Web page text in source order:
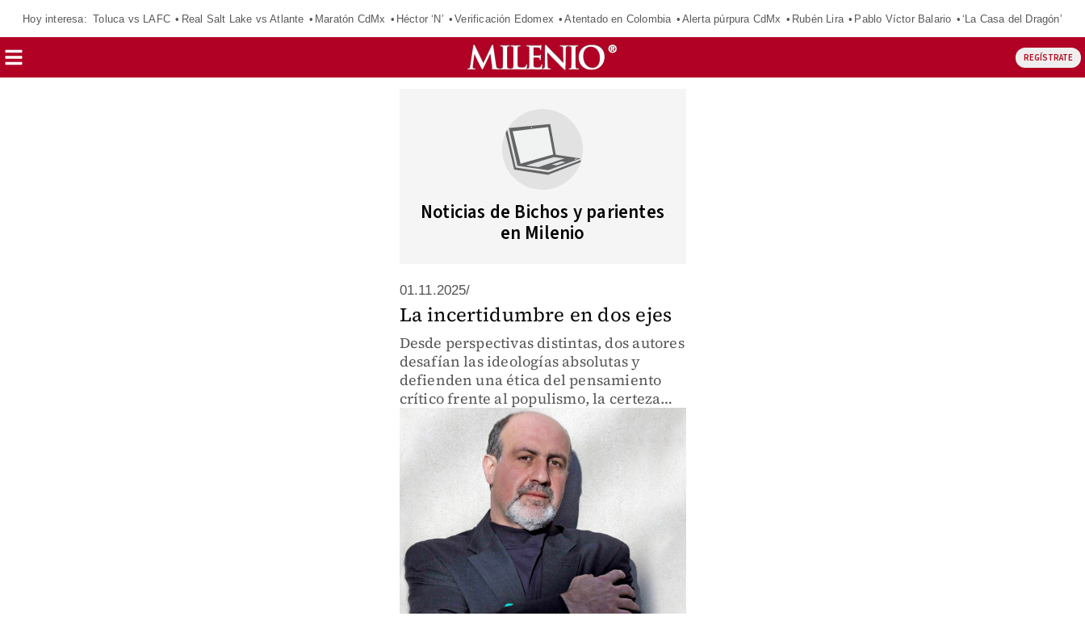
Hoy interesa: Toluca vs LAFC Real Salt Lake vs Atlante Maratón CdMx Héctor ‘N’ Verificación Edomex Atentado en Colombia Alerta púrpura CdMx Rubén Lira Pablo Víctor Balario ‘La Casa del Dragón’
REGÍSTRATE
Noticias de Bichos y parientes
en Milenio
01.11.2025/
La incertidumbre en dos ejes
Desde perspectivas distintas, dos autores
desafían las ideologías absolutas y
defienden una ética del pensamiento
crítico frente al populismo, la certeza
dogmática y la simplificación del poder
y la ciudadanía.